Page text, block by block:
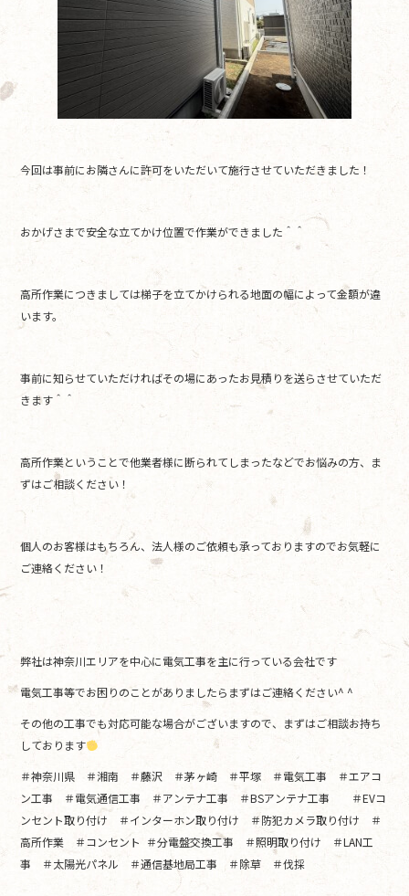
今回は事前にお隣さんに許可をいただいて施行させていただきました！
おかげさまで安全な立てかけ位置で作業ができました＾＾
高所作業につきましては梯子を立てかけられる地面の幅によって金額が違
います。
事前に知らせていただければその場にあったお見積りを送らさせていただ
きます＾＾
高所作業ということで他業者様に断られてしまったなどでお悩みの方、ま
ずはご相談ください！
個人のお客様はもちろん、法人様のご依頼も承っておりますのでお気軽に
ご連絡ください！
弊社は神奈川エリアを中心に電気工事を主に行っている会社です
電気工事等でお困りのことがありましたらまずはご連絡ください^ ^
その他の工事でも対応可能な場合がございますので、まずはご相談お持ち
しております
＃神奈川県 ＃湘南 ＃藤沢 ＃茅ヶ崎 ＃平塚 ＃電気工事 ＃エアコ
ン工事 ＃電気通信工事 ＃アンテナ工事 ＃BSアンテナ工事 ＃EVコ
ンセント取り付け ＃インターホン取り付け ＃防犯カメラ取り付け ＃
高所作業 ＃コンセント ＃分電盤交換工事 ＃照明取り付け ＃LAN工
事 ＃太陽光パネル ＃通信基地局工事 ＃除草 ＃伐採